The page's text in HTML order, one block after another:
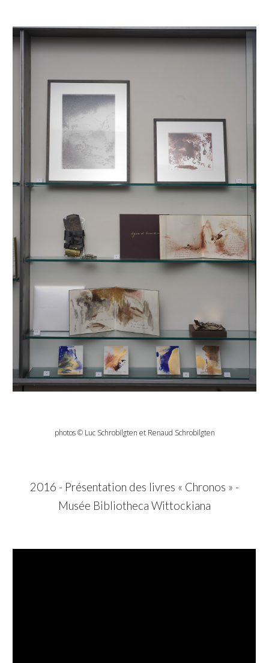
photos © Luc Schrobilgten et Renaud Schrobilgten
201 6 - Présentation des livres « Chronos » -
Musée Bibliotheca Wittockiana